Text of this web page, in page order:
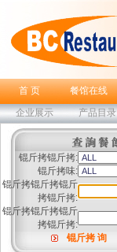
首 页 餐馆在线
企业展示
产品目录
锟斤拷锟斤拷:
锟斤拷味:
锟斤拷锟斤拷锟斤
拷锟斤拷:
锟斤拷锟斤拷锟斤
拷锟斤拷:
锟斤拷 询